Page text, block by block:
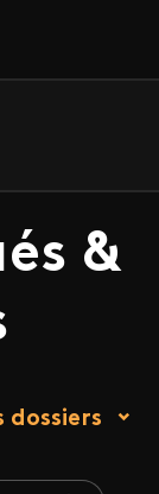
&
dossiers